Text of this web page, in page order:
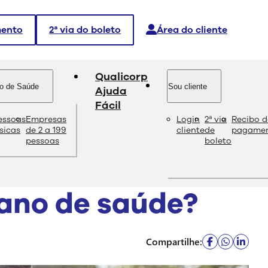
2ª via do boleto Área do cliente
de Saúde
Empresas
de 2 a 199
pessoas
Qualicorp
Ajuda
Fácil
Sou cliente
Login
cliente
2ª via
de
boleto
Recibo
e as melhores soluções sobre saúde e bem-estar.
de saúde?
Compartilhe: